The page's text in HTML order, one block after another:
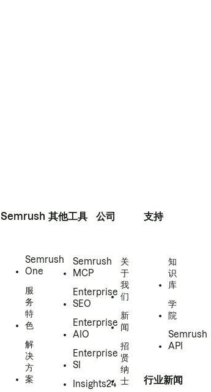
Semrush
Semrush
One
服
务
特
色
解
决
方
案
其他工具
Semrush
MCP
Enterprise
SEO
Enterprise
AIO
Enterprise
SI
Insights24
公司
关
于
我
们
新
闻
招
贤
纳
士
支持
知
识
库
学
院
Semrush
API
行业新闻